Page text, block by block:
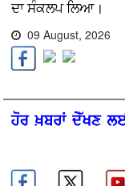
ਦਾ ਸੰਕਲਪ ਲਿਆ।
09 August, 2026